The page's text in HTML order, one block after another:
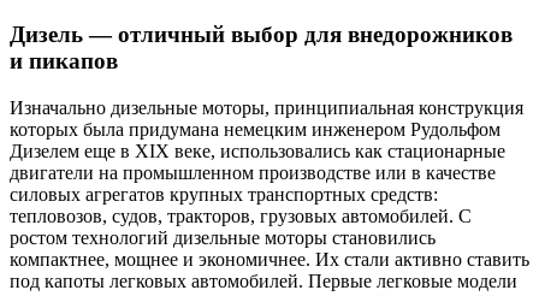
Дизель — отличный выбор для внедорожников
и пикапов
Изначально дизельные моторы, принципиальная конструкция
которых была придумана немецким инженером Рудольфом
Дизелем еще в XIX веке, использовались как стационарные
двигатели на промышленном производстве или в качестве
силовых агрегатов крупных транспортных средств:
тепловозов, судов, тракторов, грузовых автомобилей. С
ростом технологий дизельные моторы становились
компактнее, мощнее и экономичнее. Их стали активно ставить
под капоты легковых автомобилей. Первые легковые модели